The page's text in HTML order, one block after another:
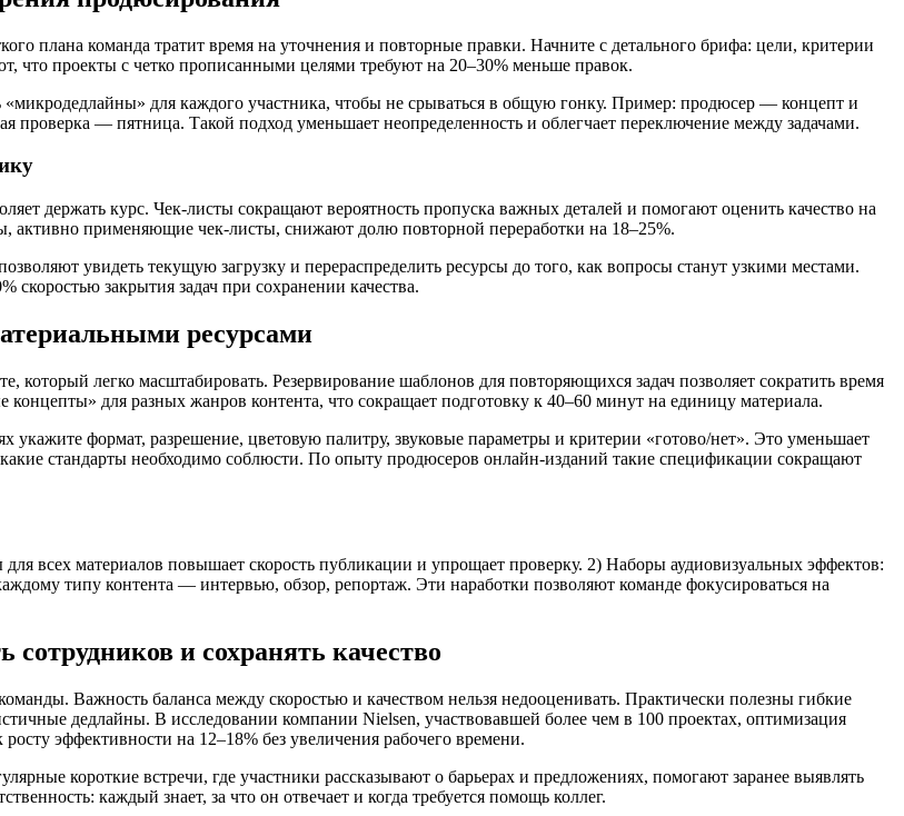
плана команда тратит время на уточнения и повторные правки. Начните с детального брифа: цели, критерии
что проекты с четко прописанными целями требуют на 20–30% меньше правок.
для каждого участника, чтобы не срываться в общую гонку. Пример: продюсер — концепт и
проверка — пятница. Такой подход уменьшает неопределенность и облегчает переключение между задачами.
держать курс. Чек-листы сокращают вероятность пропуска важных деталей и помогают оценить качество на
активно применяющие чек-листы, снижают долю повторной переработки на 18–25%.
увидеть текущую загрузку и перераспределить ресурсы до того, как вопросы станут узкими местами.
скоростью закрытия задач при сохранении качества.
ресурсами
легко масштабировать. Резервирование шаблонов для повторяющихся задач позволяет сократить время
для разных жанров контента, что сокращает подготовку к 40–60 минут на единицу материала.
формат, разрешение, цветовую палитру, звуковые параметры и критерии «готово/нет». Это уменьшает
стандарты необходимо соблюсти. По опыту продюсеров онлайн-изданий такие спецификации сокращают
всех материалов повышает скорость публикации и упрощает проверку. 2) Наборы аудиовизуальных эффектов:
типу контента — интервью, обзор, репортаж. Эти наработки позволяют команде фокусироваться на
и сохранять качество
Важность баланса между скоростью и качеством нельзя недооценивать. Практически полезны гибкие
дедлайны. В исследовании компании Nielsen, участвовавшей более чем в 100 проектах, оптимизация
эффективности на 12–18% без увеличения рабочего времени.
короткие встречи, где участники рассказывают о барьерах и предложениях, помогают заранее выявлять
каждый знает, за что он отвечает и когда требуется помощь коллег.